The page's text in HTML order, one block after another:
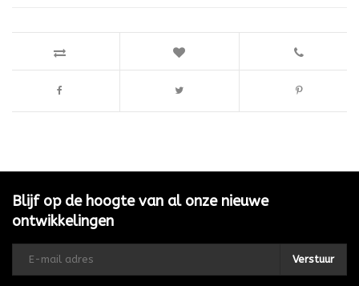
Blijf op de hoogte van al onze nieuwe
ontwikkelingen
Verstuur